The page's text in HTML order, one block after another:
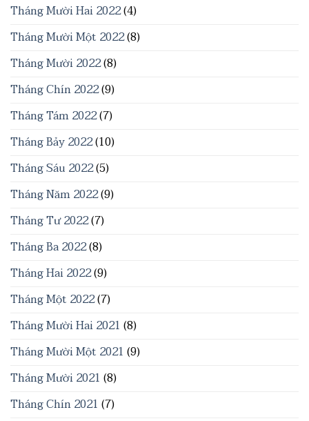
Tháng Mười Hai 2022(4)
Tháng Mười Một 2022(8)
Tháng Mười 2022(8)
Tháng Chín 2022(9)
Tháng Tám 2022(7)
Tháng Bảy 2022(10)
Tháng Sáu 2022(5)
Tháng Năm 2022(9)
Tháng Tư 2022(7)
Tháng Ba 2022(8)
Tháng Hai 2022(9)
Tháng Một 2022(7)
Tháng Mười Hai 2021 (8)
Tháng Mười Một 2021 (9)
Tháng Mười 2021 (8)
Tháng Chín 2021 (7)